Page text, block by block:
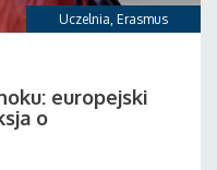
Uczelnia, Erasmus
europejski
o